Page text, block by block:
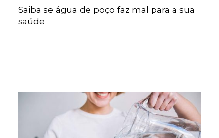
Saiba se água de poço faz mal para a sua
saúde